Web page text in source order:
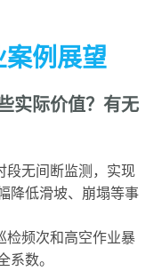
例展望
实际价值？有无
段无间断监测，实现
降低滑坡、崩塌等事
检频次和高空作业暴
数。